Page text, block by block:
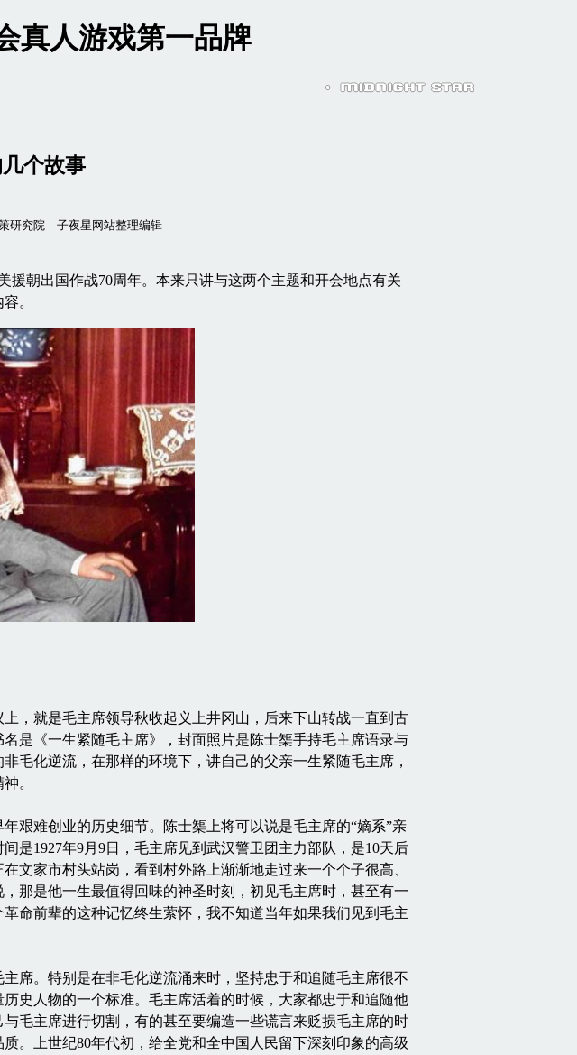
真人游戏第一品牌
个故事
研究院 子夜星网站整理编辑
朝出国作战70周年。本来只讲与这两个主题和开会地点有关
。
就是毛主席领导秋收起义上井冈山，后来下山转战一直到古
是《一生紧随毛主席》，封面照片是陈士榘手持毛主席语录与
毛化逆流，在那样的环境下，讲自己的父亲一生紧随毛主席，
。
难创业的历史细节。陈士榘上将可以说是毛主席的“嫡系”亲
是1927年9月9日，毛主席见到武汉警卫团主力部队，是10天后
文家市村头站岗，看到村外路上渐渐地走过来一个个子很高、
那是他一生最值得回味的神圣时刻，初见毛主席时，甚至有一
命前辈的这种记忆终生萦怀，我不知道当年如果我们见到毛主
。特别是在非毛化逆流涌来时，坚持忠于和追随毛主席很不
史人物的一个标准。毛主席活着的时候，大家都忠于和追随他
毛主席进行切割，有的甚至要编造一些谎言来贬损毛主席的时
。上世纪80年代初，给全党和全中国人民留下深刻印象的高级